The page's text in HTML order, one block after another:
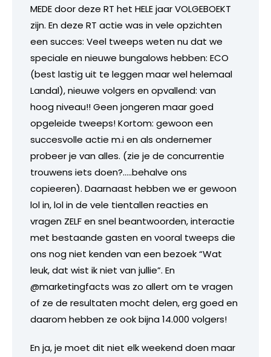
MEDE door deze RT het HELE jaar VOLGEBOEKT
zijn. En deze RT actie was in vele opzichten
een succes: Veel tweeps weten nu dat we
speciale en nieuwe bungalows hebben: ECO
(best lastig uit te leggen maar wel helemaal
Landal), nieuwe volgers en opvallend: van
hoog niveau!! Geen jongeren maar goed
opgeleide tweeps! Kortom: gewoon een
succesvolle actie m.i en als ondernemer
probeer je van alles. (zie je de concurrentie
trouwens iets doen?…..behalve ons
copieeren). Daarnaast hebben we er gewoon
lol in, lol in de vele tientallen reacties en
vragen ZELF en snel beantwoorden, interactie
met bestaande gasten en vooral tweeps die
ons nog niet kenden van een bezoek “Wat
leuk, dat wist ik niet van jullie”. En
@marketingfacts was zo allert om te vragen
of ze de resultaten mocht delen, erg goed en
daarom hebben ze ook bijna 14.000 volgers!
En ja, je moet dit niet elk weekend doen maar